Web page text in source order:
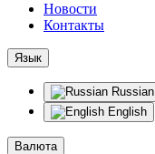
Новости
Контакты
Язык
Russian
English
Валюта